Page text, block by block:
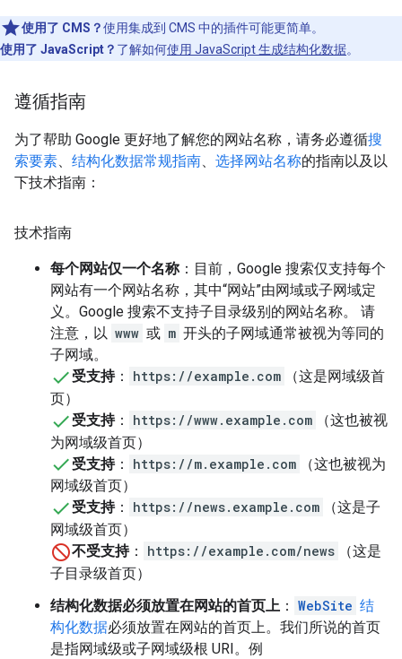
使用了 CMS？使用集成到 CMS 中的插件可能更简单。
使用了 JavaScript？ 了解如何使用 JavaScript 生成结构化数据。
遵循指南
为了帮助 Google 更好地了解您的网站名称，请务必遵循搜
索要素、 结构化数据常规指南、 选择网站名称的指南以及以
下技术指南：
技术指南
每个网站仅一个名称：目前，Google 搜索仅支持每个
网站有一个网站名称，其中“网站”由网域或子网域定
义。 Google 搜索不支持子目录级别的网站名称。 请
注意，以 www 或 m 开头的子网域通常被视为等同的
子网域。
受支持： https://example.com
（这是网域级首
页）
受支持： https://www.example.com
（这也被视
为网域级首页）
受支持： https://m.example.com
（这也被视为
网域级首页）
受支持： https://news.example.com
（这是子
网域级首页）
不受支持： https://example.com/news
（这是
子目录级首页）
结构化数据必须放置在网站的首页上 ： WebSite 结
构化数据必须放置在网站的首页上。我们所说的首页
是指网域级或子网域级根 URI。例